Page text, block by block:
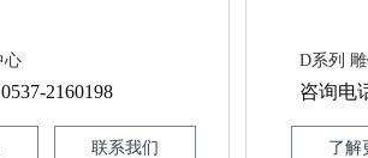
心
2160198
联系我们
D系列
咨询电
了解